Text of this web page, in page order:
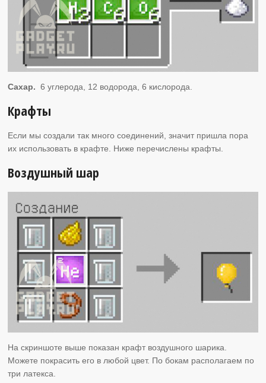
Сахар.6 углерода, 12 водорода, 6 кислорода.
Крафты
Если мы создали так много соединений, значит пришла пора
их использовать в крафте. Ниже перечислены крафты.
Воздушный шар
На скриншоте выше показан крафт воздушного шарика.
Можете покрасить его в любой цвет. По бокам располагаем по
три латекса.